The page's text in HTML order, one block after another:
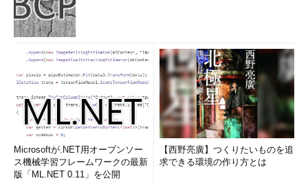
Microsoftが.NET用オープンソー
ス機械学習フレームワークの最新
版「ML.NET 0.11」を公開
【西野亮廣】つくりたいものを追
求できる環境の作り方とは